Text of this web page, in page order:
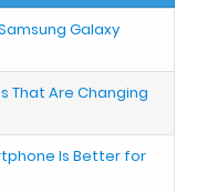
Galaxy
That Are Changing
Is Better for